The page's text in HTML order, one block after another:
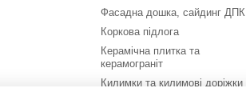
Фасадна дошка, сайдинг ДПК
Коркова підлога
Керамічна плитка та
керамограніт
Килимки та килимові доріжки